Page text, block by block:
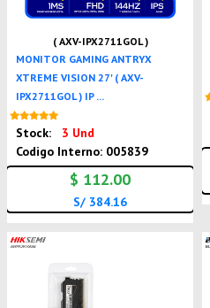
( AXV-IPX2711GOL )
MONITOR GAMING ANTRYX
XTREME VISION 27' ( AXV-
IPX2711GOL ) IP ...
Stock:
3 Und
Codigo Interno: 005839
$ 112.00
S/ 384.16